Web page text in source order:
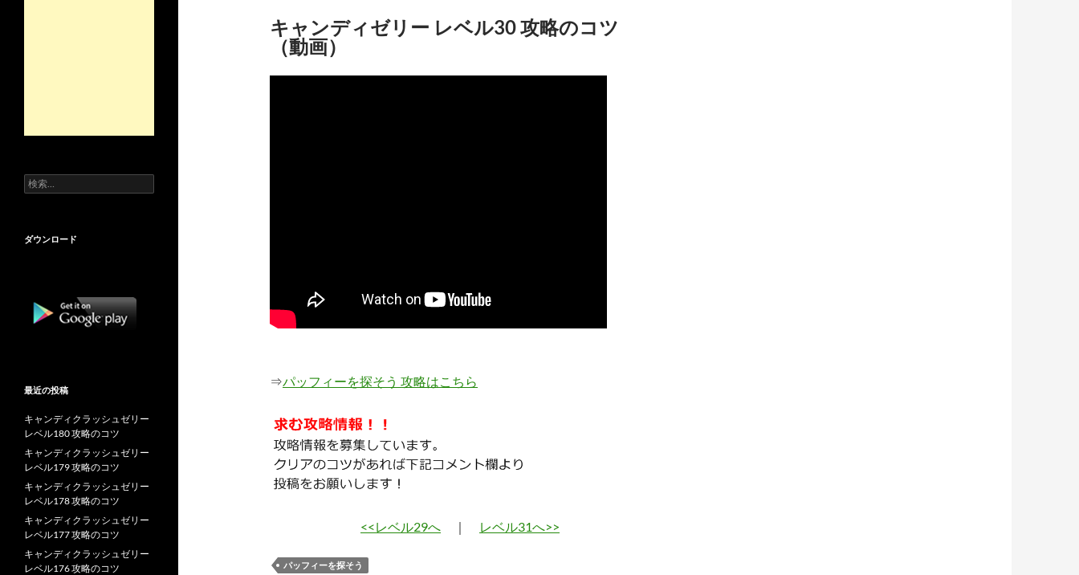
キャンディゼリー レベル30 攻略のコツ
（動画）
⇒パッフィーを探そう 攻略はこちら
<<レベル29へ ｜ レベル31へ>>
パッフィーを探そう
検
索:
ダウンロード
最近の投稿
キャンディクラッシュゼリー
レベル180 攻略のコツ
キャンディクラッシュゼリー
レベル179 攻略のコツ
キャンディクラッシュゼリー
レベル178 攻略のコツ
キャンディクラッシュゼリー
レベル177 攻略のコツ
キャンディクラッシュゼリー
レベル176 攻略のコツ